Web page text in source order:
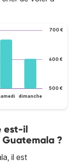
500 €
600 €
700 €
dimanche
est-il
?
il est